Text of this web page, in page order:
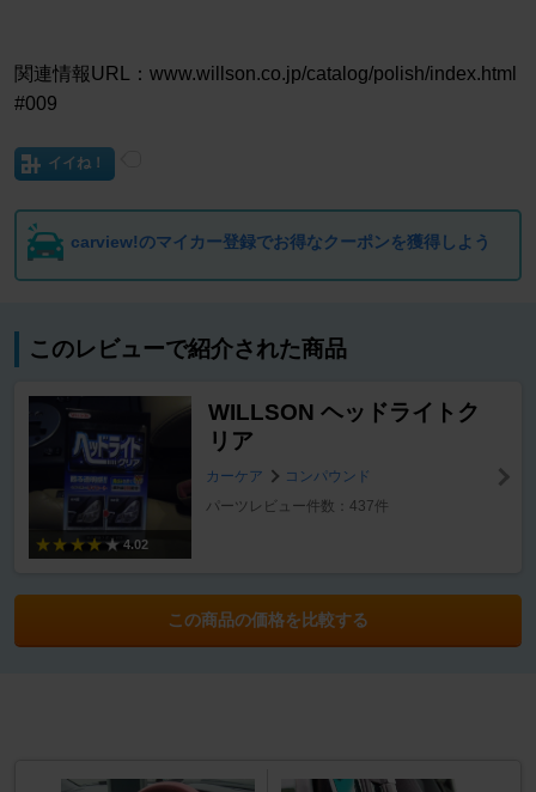
関連情報URL：www.willson.co.jp/catalog/polish/index.html
#009
イイね！
carview!のマイカー登録でお得なクーポンを獲得しよう
このレビューで紹介された商品
4.02
WILLSON ヘッドライトク
リア
カーケア
コンパウンド
パーツレビュー件数：437件
この商品の価格を比較する